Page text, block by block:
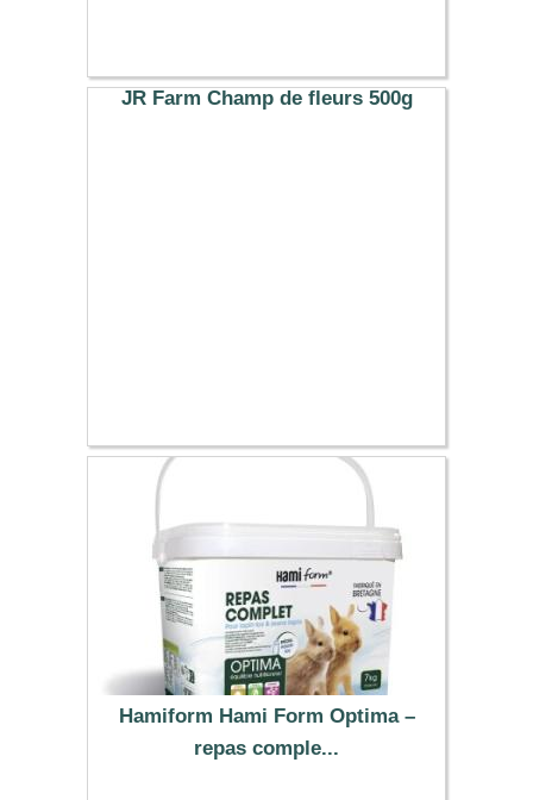
JR Farm Champ de fleurs 500g
Hamiform Hami Form Optima –
repas comple...